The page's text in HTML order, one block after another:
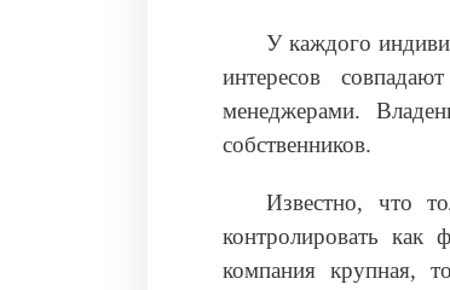
У каждого
интересов
менеджерами.
собственников.
Известно, что
контролировать
компания крупная,